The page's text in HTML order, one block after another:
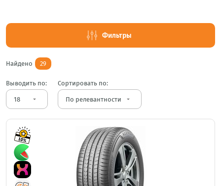
Фильтры
Найдено 29
Выводить по:
arrow_drop_down
Сортировать по:
arrow_drop_down